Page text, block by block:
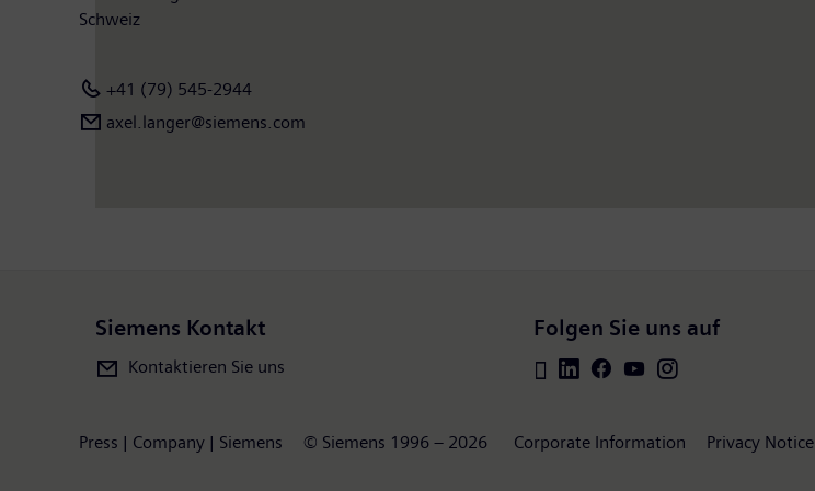
Schweiz
+41 (79) 545-2944
axel.langer@siemens.com
Siemens Kontakt
Kontaktieren Sie uns
Folgen Sie uns auf
Press | Company | Siemens © Siemens 1996 – 2026 Corporate Information Privacy Notice